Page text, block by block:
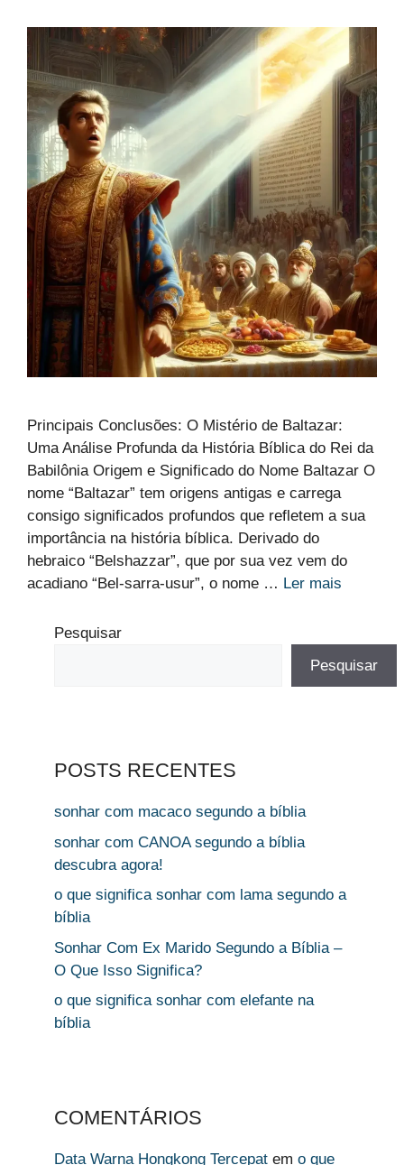
Principais Conclusões: O Mistério de Baltazar:
Uma Análise Profunda da História Bíblica do Rei da
Babilônia Origem e Significado do Nome Baltazar O
nome “Baltazar” tem origens antigas e carrega
consigo significados profundos que refletem a sua
importância na história bíblica. Derivado do
hebraico “Belshazzar”, que por sua vez vem do
acadiano “Bel-sarra-usur”, o nome … Ler mais
Pesquisar
Pesquisar
POSTS RECENTES
sonhar com macaco segundo a bíblia
sonhar com CANOA segundo a bíblia
descubra agora!
o que significa sonhar com lama segundo a
bíblia
Sonhar Com Ex Marido Segundo a Bíblia –
O Que Isso Significa?
o que significa sonhar com elefante na
bíblia
COMENTÁRIOS
Data Warna Hongkong Tercepat em o que